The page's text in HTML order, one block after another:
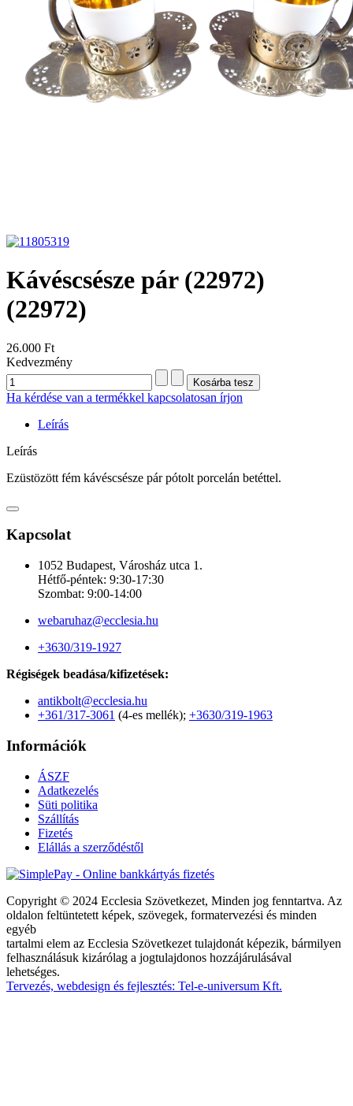
Kávéscsésze pár (22972)
(22972)
26.000 Ft
Kedvezmény
Ha kérdése van a termékkel kapcsolatosan írjon
Leírás
Leírás
Ezüstözött fém kávéscsésze pár pótolt porcelán betéttel.
Kapcsolat
1052 Budapest, Városház utca 1.
Hétfő-péntek: 9:30-17:30
Szombat: 9:00-14:00
webaruhaz@ecclesia.hu
+3630/319-1927
Régiségek beadása/kifizetések:
antikbolt@ecclesia.hu
+361/317-3061 (4-es mellék); +3630/319-1963
Információk
ÁSZF
Adatkezelés
Süti politika
Szállítás
Fizetés
Elállás a szerződéstől
Copyright © 2024 Ecclesia Szövetkezet, Minden jog fenntartva. Az
oldalon feltüntetett képek, szövegek, formatervezési és minden
egyéb
tartalmi elem az Ecclesia Szövetkezet tulajdonát képezik, bármilyen
felhasználásuk kizárólag a jogtulajdonos hozzájárulásával
lehetséges.
Tervezés, webdesign és fejlesztés: Tel-e-universum Kft.